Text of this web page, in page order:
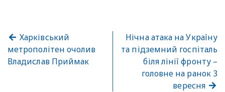
Харківський
метрополітен очолив
Владислав Приймак
Нічна атака на Україну
та підземний госпіталь
біля лінії фронту –
головне на ранок 3
вересня